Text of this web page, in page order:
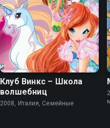
4.7 6.4
Клуб Винкс – Школа
волшебниц
2008, Италия, Семейные